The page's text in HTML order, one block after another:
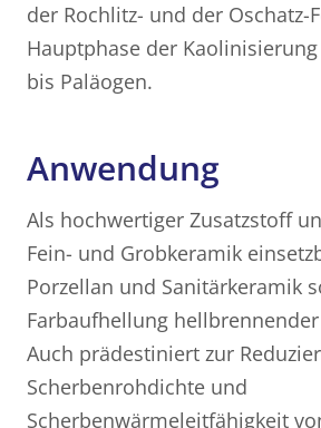
der Rochlitz- und der Oschatz-
Hauptphase der
bis Paläogen.
Anwendung
Als hochwertiger Zusatzstoff
Fein- und Grobkeramik
Porzellan und Sanitärkeramik
Farbaufhellung
Auch prädestiniert zur
Scherbenrohdichte und
Scherbenwärmeleitfähigkeit